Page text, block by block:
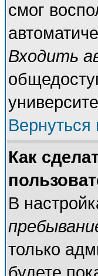
смог
Входить
Вернуться
Как
В
только